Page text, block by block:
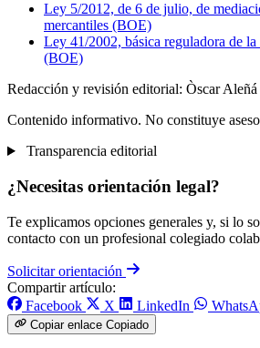
Ley 5/2012, de 6 de julio, de
mercantiles (BOE)
Ley 41/2002, básica reguladora de
(BOE)
Redacción y revisión editorial: Òscar Aleñá
Contenido informativo. No constituye
Transparencia editorial
¿Necesitas orientación legal?
Te explicamos opciones generales y, si lo
contacto con un profesional colegiado
Solicitar orientación
Compartir artículo:
Facebook
X LinkedIn
Copiar enlace Copiado